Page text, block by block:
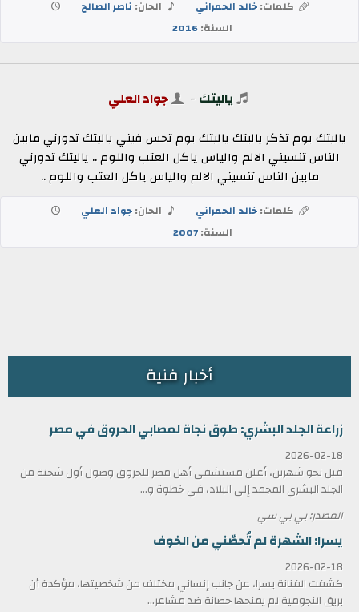
كلمات:خالد الحمراني الحان: ناصر الصالح
السنة:2016
ياليتك - جواد العلي
ياليتك يوم تذكر ياليتك ياليتك يوم تحس فيني ياليتك تدورني مابين
الناس تنسيني الالم والياس ياكل العتب واللوم .. ياليتك تدورني
مابين الناس تنسيني الالم والياس ياكل العتب واللوم ..
كلمات:خالد الحمراني الحان:جواد العلي
السنة:2007
أخبار فنية
زراعة الجلد البشري: طوق نجاة لمصابي الحروق في مصر
2026-02-18
قبل نحو شهرين، أعلن مستشفى أهل مصر للحروق وصول أول شحنة من
الجلد البشري المجمد إلى البلاد، في خطوة و...
المصدر: بي بي سي
يسرا: الشهرة لم تُحصّني من الخوف
2026-02-18
كشفت الفنانة يسرا، عن جانب إنساني مختلف من شخصيتها، مؤكدة أن
بريق النجومية لم يمنحها حصانة ضد مشاعر...